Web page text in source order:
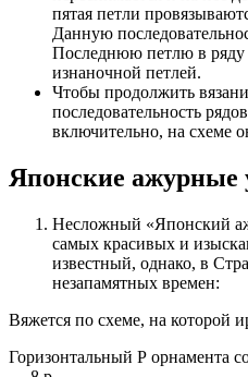
пятая петли
Данную
Последнюю петлю в ряду
изнаночной петлей.
Чтобы продолжить
последовательность
включительно, на схеме
Японские ажурные
Несложный «Японский
самых красивых и
известный, однако, в
незапамятных времен:
Вяжется по схеме, на которой
Горизонтальный Р орнамента